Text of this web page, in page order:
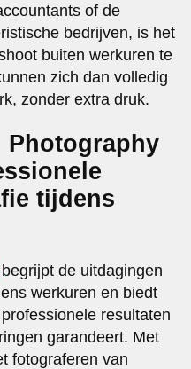
of de
bedrijven, is het
buiten werkuren te
zich dan volledig
zonder extra druk.
Photography
tijdens
begrijpt de uitdagingen
werkuren en biedt
resultaten
garandeert. Met
fotograferen van